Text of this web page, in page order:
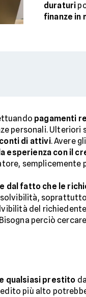
duraturi
finanze in
pagamenti
personali.
di attivi. Avere
esperienza con il
semplicemente
dal fatto che le
del
perciò
qualsiasi prestito
più alto